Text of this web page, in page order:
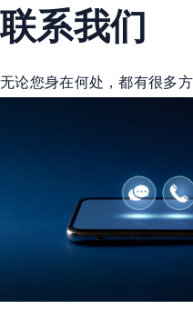
联系我们
无论您身在何处，都有很多